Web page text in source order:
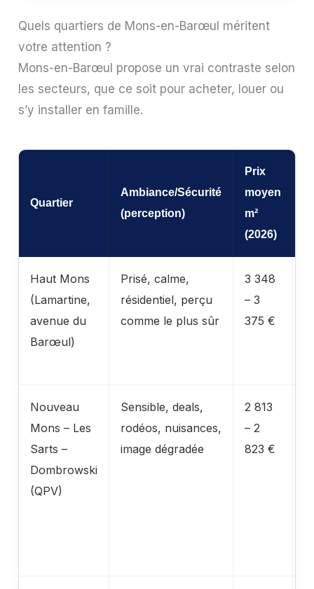
Quels quartiers de Mons-en-Barœul méritent
votre attention ?
Mons-en-Barœul propose un vrai contraste selon
les secteurs, que ce soit pour acheter, louer ou
s’y installer en famille.
Quartier
Ambiance/Sécurité
(perception)
Prix
moyen
m²
(2026)
Haut Mons
(Lamartine,
avenue du
Barœul)
Prisé, calme,
résidentiel, perçu
comme le plus sûr
3 348
– 3
375 €
Nouveau
Mons – Les
Sarts –
Dombrowski
(QPV)
Sensible, deals,
rodéos, nuisances,
image dégradée
2 813
– 2
823 €